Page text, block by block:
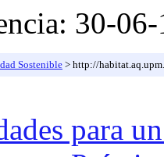
30-
Sostenible > http://
para